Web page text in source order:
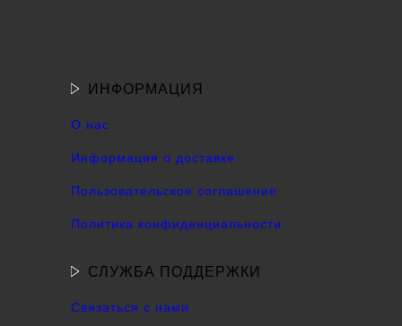
ИНФОРМАЦИЯ
О нас
Информация о доставке
Пользовательское соглашение
Политика конфиденциальности
СЛУЖБА ПОДДЕРЖКИ
Связаться с нами